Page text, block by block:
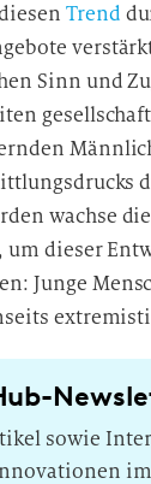
Trend
Sinn und
wachse
um dieser
Junge
sowie